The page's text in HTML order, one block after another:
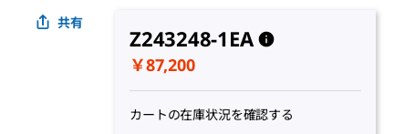
共有
Z243248-1EA
￥87,200
カートの在庫状況を確認する